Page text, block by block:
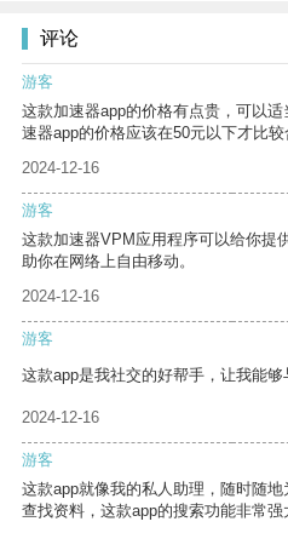
评论
游客
这款加速器app的价格有点贵，可以
速器app的价格应该在50元以下才比较
2024-12-16
游客
这款加速器VPM应用程序可以给你提
助你在网络上自由移动。
2024-12-16
游客
这款app是我社交的好帮手，让我能够
2024-12-16
游客
这款app就像我的私人助理，随时随
查找资料，这款app的搜索功能非常强